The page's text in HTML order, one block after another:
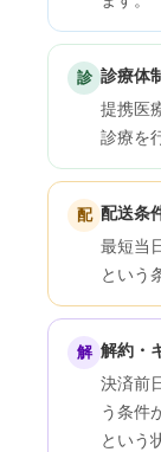
診 診療体
提携医
診療を
配 配送条
最短当
という
解 解約・
決済前
う条件
という